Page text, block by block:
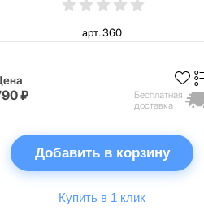
арт. 360
₽
Бесплатная
доставка
Добавить в корзину
Купить в 1 клик